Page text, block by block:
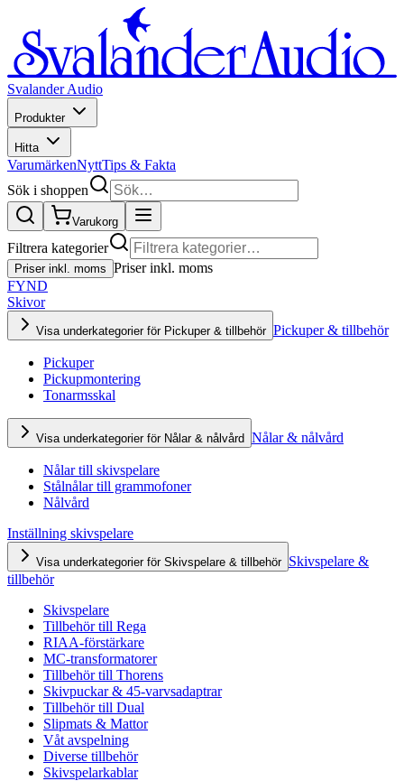
Svalander Audio
Produkter
Hitta
VarumärkenNyttTips & Fakta
Sök i shoppen
Varukorg
Filtrera kategorier
Priser inkl. moms Priser inkl. moms
FYND
Skivor
Visa underkategorier för Pickuper & tillbehör Pickuper & tillbehör
Pickuper
Pickupmontering
Tonarmsskal
Visa underkategorier för Nålar & nålvård Nålar & nålvård
Nålar till skivspelare
Stålnålar till grammofoner
Nålvård
Inställning skivspelare
Visa underkategorier för Skivspelare & tillbehör Skivspelare &
tillbehör
Skivspelare
Tillbehör till Rega
RIAA-förstärkare
MC-transformatorer
Tillbehör till Thorens
Skivpuckar & 45-varvsadaptrar
Tillbehör till Dual
Slipmats & Mattor
Våt avspelning
Diverse tillbehör
Skivspelarkablar